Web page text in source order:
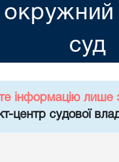
окружний
суд
інформацію лише
центр судової